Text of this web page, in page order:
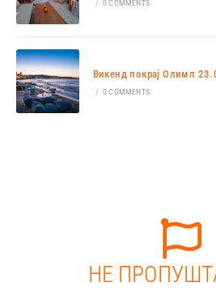
/ 0 COMMENTS
Викенд покрај Олимп
/ 0 COMMENTS
НЕ